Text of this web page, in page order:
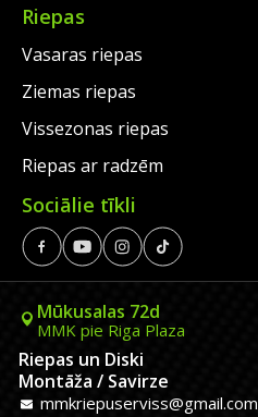
Riepas
Vasaras riepas
Ziemas riepas
Vissezonas riepas
Riepas ar radzēm
Sociālie tīkli
Mūkusalas 72d
MMK pie Riga Plaza
Riepas un Diski
Montāža / Savirze
mmkriepuserviss@gmail.com